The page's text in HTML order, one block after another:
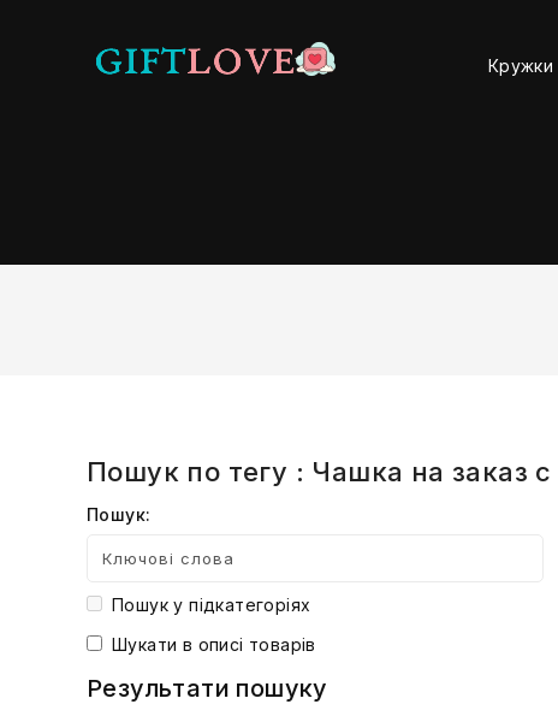
Кружки
Пошук по тегу : Чашка на заказ
Пошук:
Пошук у підкатегоріях
Шукати в описі товарів
Результати пошуку